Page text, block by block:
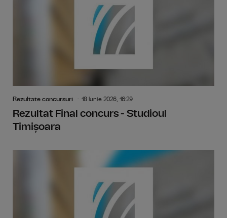
Rezultate concursuri 18 Iunie 2026, 16:29
Rezultat Final concurs - Studioul
Timișoara